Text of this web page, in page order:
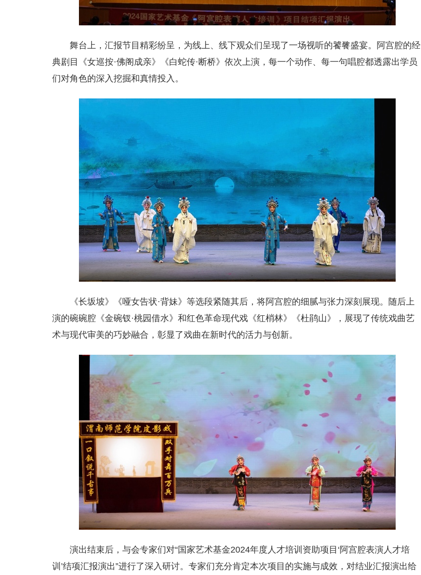
舞台上，汇报节目精彩纷呈，为线上、线下观众们呈现了一场视听的饕餮盛宴。阿宫腔的经
典剧目《女巡按·佛阁成亲》《白蛇传·断桥》依次上演，每一个动作、每一句唱腔都透露出学员
们对角色的深入挖掘和真情投入。
《长坂坡》《哑女告状·背妹》等选段紧随其后，将阿宫腔的细腻与张力深刻展现。随后上
演的碗碗腔《金碗钗·桃园借水》和红色革命现代戏《红梢林》《杜鹃山》，展现了传统戏曲艺
术与现代审美的巧妙融合，彰显了戏曲在新时代的活力与创新。
演出结束后，与会专家们对“国家艺术基金2024年度人才培训资助项目‘阿宫腔表演人才培
训’结项汇报演出”进行了深入研讨。专家们充分肯定本次项目的实施与成效，对结业汇报演出给